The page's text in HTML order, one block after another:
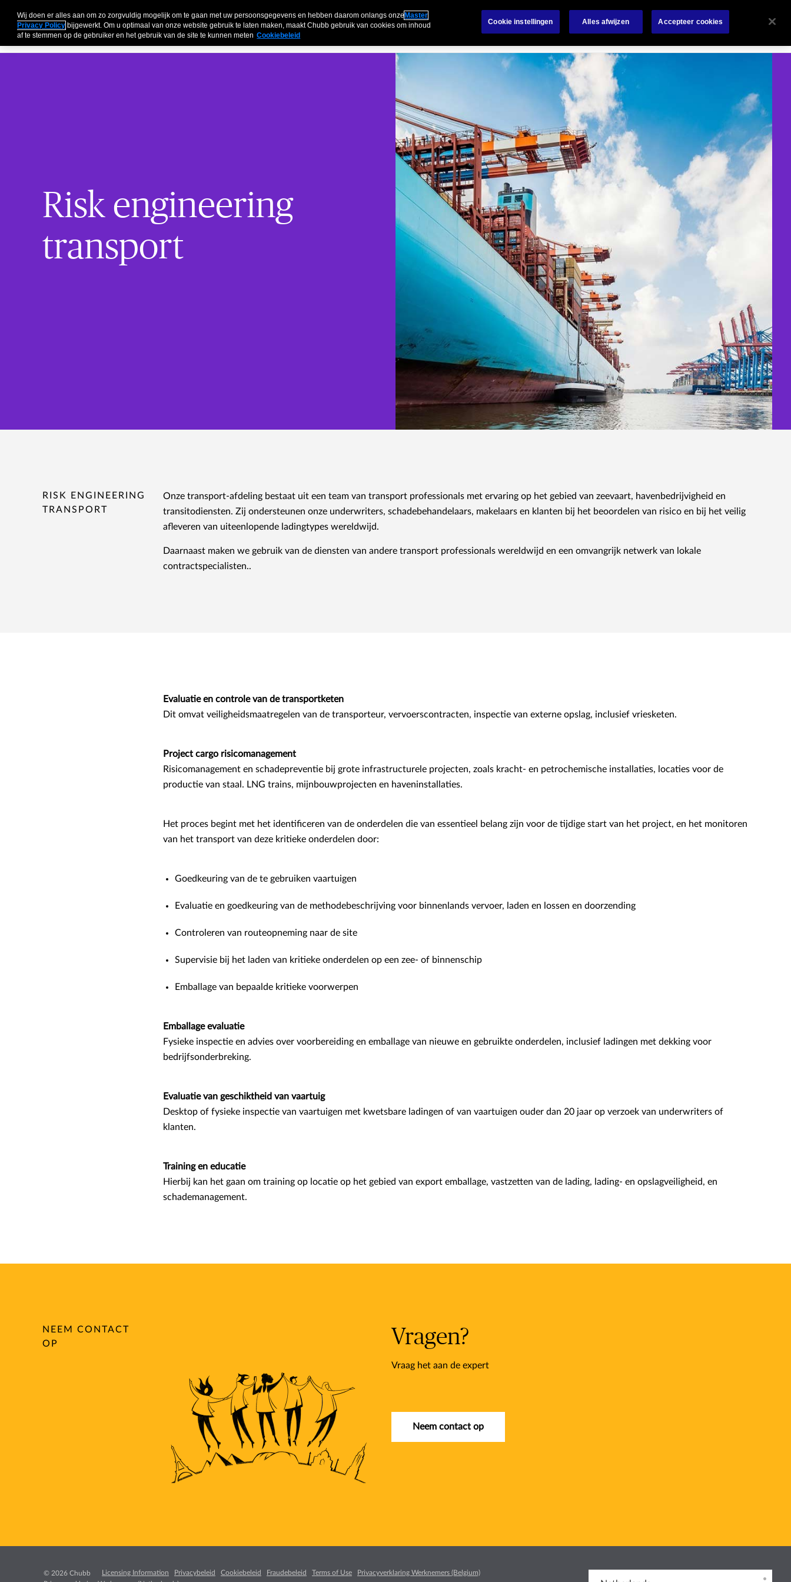
Bedrijven Particulieren
Risk engineering brand en aansprakelijkheid
Schadebehandeling Over ons in de Benelux Carrière Investors Verzekeringskaarten Contact English
Risk engineering
transport
RISK ENGINEERING
TRANSPORT
Onze transport-afdeling bestaat uit een team van transport professionals met ervaring op het gebied van zeevaart, havenbedrijvigheid en
transitodiensten. Zij ondersteunen onze underwriters, schadebehandelaars, makelaars en klanten bij het beoordelen van risico en bij het veilig
afleveren van uiteenlopende ladingtypes wereldwijd.
Daarnaast maken we gebruik van de diensten van andere transport professionals wereldwijd en een omvangrijk netwerk van lokale
contractspecialisten..
Evaluatie en controle van de transportketen
Dit omvat veiligheidsmaatregelen van de transporteur, vervoerscontracten, inspectie van externe opslag, inclusief vriesketen.
Project cargo risicomanagement
Risicomanagement en schadepreventie bij grote infrastructurele projecten, zoals kracht- en petrochemische installaties, locaties voor de
productie van staal. LNG trains, mijnbouwprojecten en haveninstallaties.
Het proces begint met het identificeren van de onderdelen die van essentieel belang zijn voor de tijdige start van het project, en het monitoren
van het transport van deze kritieke onderdelen door:
Goedkeuring van de te gebruiken vaartuigen
Evaluatie en goedkeuring van de methodebeschrijving voor binnenlands vervoer, laden en lossen en doorzending
Controleren van routeopneming naar de site
Supervisie bij het laden van kritieke onderdelen op een zee- of binnenschip
Emballage van bepaalde kritieke voorwerpen
Emballage evaluatie
Fysieke inspectie en advies over voorbereiding en emballage van nieuwe en gebruikte onderdelen, inclusief ladingen met dekking voor
bedrijfsonderbreking.
Evaluatie van geschiktheid van vaartuig
Desktop of fysieke inspectie van vaartuigen met kwetsbare ladingen of van vaartuigen ouder dan 20 jaar op verzoek van underwriters of
klanten.
Training en educatie
Hierbij kan het gaan om training op locatie op het gebied van export emballage, vastzetten van de lading, lading- en opslagveiligheid, en
schademanagement.
NEEM CONTACT
OP
Vragen?
Vraag het aan de expert
Neem contact op
© 2026 Chubb Licensing Information Privacybeleid Cookiebeleid Fraudebeleid Terms of Use
Privacyverklaring Werknemers (Belgium)
Wij doen er alles aan om zo zorgvuldig mogelijk om te gaan met uw persoonsgegevens en hebben daarom onlangs onze Master
Privacy Policy bijgewerkt. Om u optimaal van onze website gebruik te laten maken, maakt Chubb gebruik van cookies om inhoud
af te stemmen op de gebruiker en het gebruik van de site te kunnen meten Cookiebeleid
Cookie instellingen Alles afwijzen Accepteer cookies